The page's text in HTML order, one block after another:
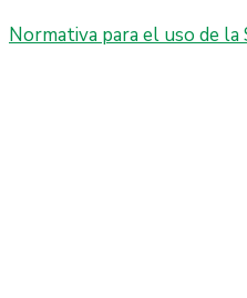
Normativa para el uso de la